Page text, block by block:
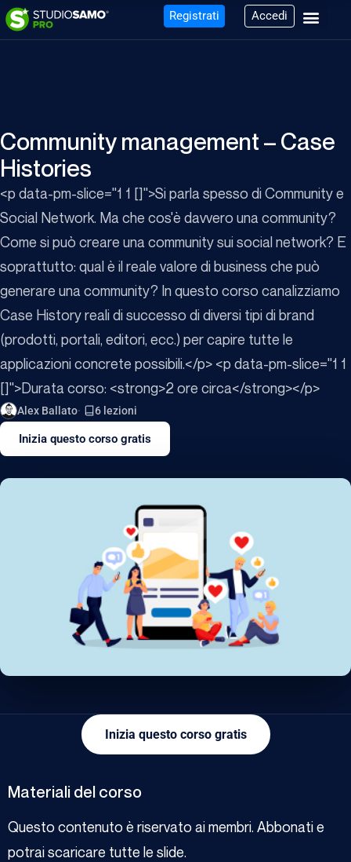
Registrati Accedi
Community management – Case
Histories
<p data-pm-slice="1 1 []">Si parla spesso di Community e
Social Network. Ma che cos'è davvero una community?
Come si può creare una community sui social network? E
soprattutto: qual è il reale valore di business che può
generare una community? In questo corso canalizziamo
Case History reali di successo di diversi tipi di brand
(prodotti, portali, editori, ecc.) per capire tutte le
applicazioni concrete possibili.</p> <p data-pm-slice="1 1
[]">Durata corso: <strong>2 ore circa</strong></p>
Alex Ballato 6 lezioni
Inizia questo corso gratis
Inizia questo corso gratis
Materiali del corso
Questo contenuto è riservato ai membri. Abbonati e
potrai scaricare tutte le slide.